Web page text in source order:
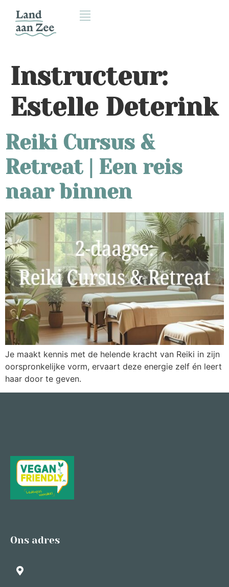
Instructeur:
Estelle Deterink
Reiki Cursus &
Retreat | Een reis
naar binnen
Je maakt kennis met de helende kracht van Reiki in zijn
oorspronkelijke vorm, ervaart deze energie zelf én leert
haar door te geven.
Ons adres